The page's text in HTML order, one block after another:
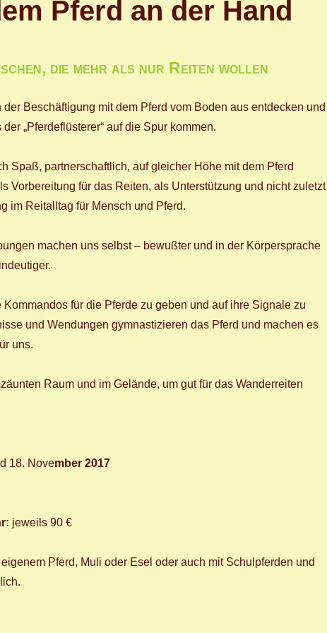
Pferd an der Hand
die mehr als nur Reiten wollen
der Beschäftigung mit dem Pferd vom Boden aus entdecken und
„Pferdeflüsterer“ auf die Spur kommen.
Spaß, partnerschaftlich, auf gleicher Höhe mit dem Pferd
Vorbereitung für das Reiten, als Unterstützung und nicht zuletzt
im Reitalltag für Mensch und Pferd.
machen uns selbst – bewußter und in der Körpersprache
Kommandos für die Pferde zu geben und auf ihre Signale zu
und Wendungen gymnastizieren das Pferd und machen es
uns.
Raum und im Gelände, um gut für das Wanderreiten
18. November 2017
jeweils 90 €
Pferd, Muli oder Esel oder auch mit Schulpferden und